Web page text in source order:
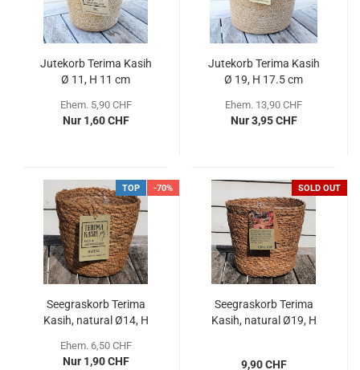
Jutekorb Terima Kasih
Ø 11, H 11 cm
Ehem. 5,90 CHF
Nur 1,60 CHF
Jutekorb Terima Kasih
Ø 19, H 17.5 cm
Ehem. 13,90 CHF
Nur 3,95 CHF
TOP -70%
Seegraskorb Terima
Kasih, natural Ø14, H
Ehem. 6,50 CHF
Nur 1,90 CHF
SOLD OUT
Seegraskorb Terima
Kasih, natural Ø19, H
9,90 CHF